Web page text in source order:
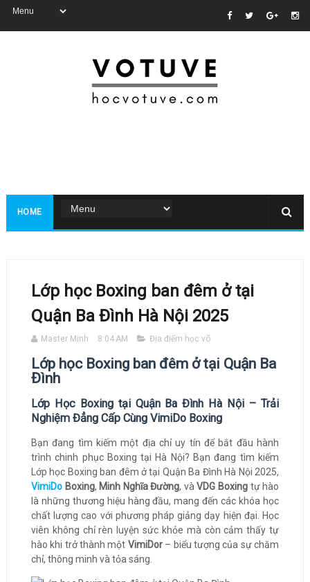
HOME
Lớp học Boxing ban đêm ở tại
Quận Ba Đình Hà Nội 2025
Master Minh 8:04 AM Địa điểm học võ
Lớp học Boxing ban đêm ở tại Quận Ba
Đình
Lớp Học Boxing tại Quận Ba Đình Hà Nội – Trải
Nghiệm Đẳng Cấp Cùng VimiDo Boxing
Bạn đang tìm kiếm một địa chỉ uy tín để bắt đầu hành
trình chinh phục Boxing tại Hà Nội? Bạn đang tìm kiếm
Lớp học Boxing ban đêm ở tại Quận Ba Đình Hà Nội 2025,
VimiDoBoxing, Minh Nghĩa Đường, vàVDG Boxingtự hào
là những thương hiệu hàng đầu, mang đến các khóa học
chất lượng cao với phương pháp giảng dạy hiện đại. Học
viên không chỉ rèn luyện sức khỏe mà còn cảm thấy tự
hào khi trở thành một VimiDor– biểu tượng của sự chăm
chỉ, thông minh và tỏa sáng.